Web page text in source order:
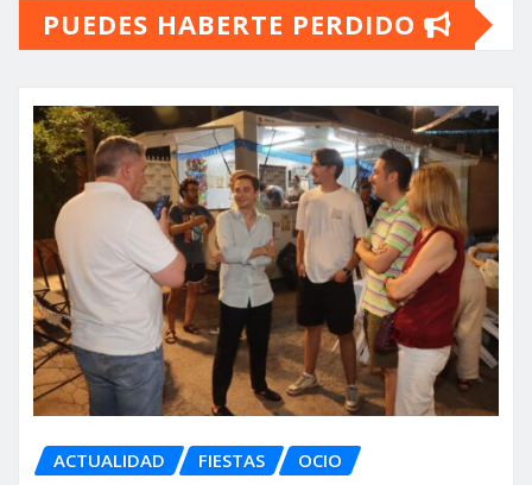
PUEDES HABERTE PERDIDO
ACTUALIDAD FIESTAS OCIO